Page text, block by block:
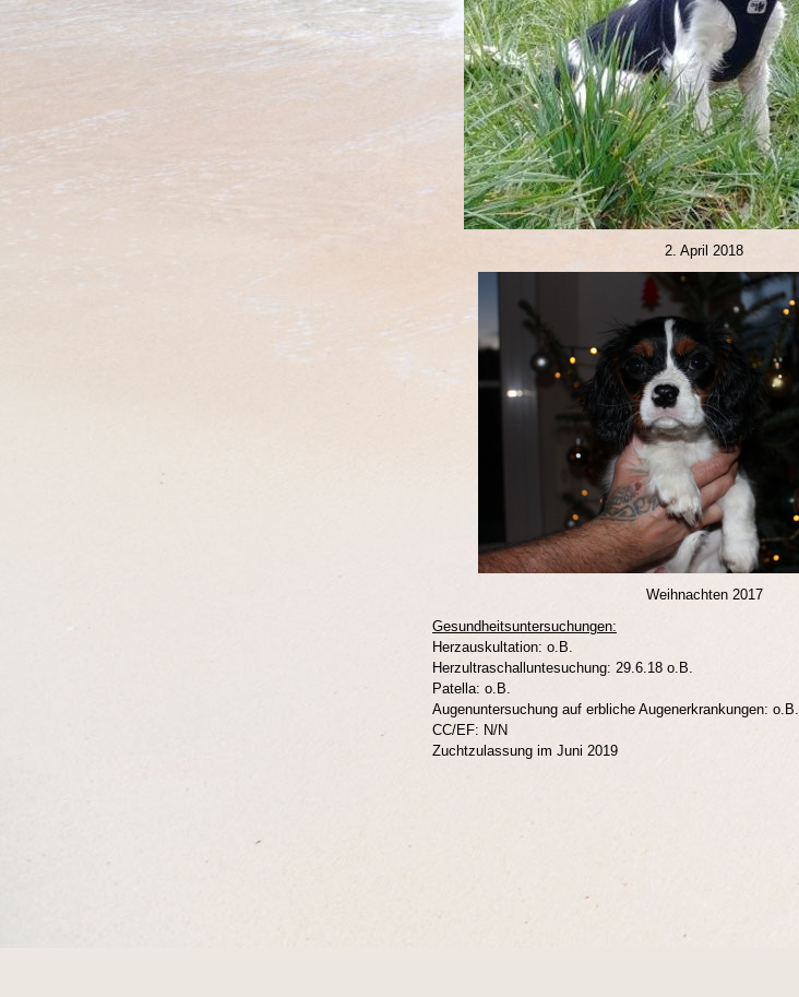
2. April 2018
Weihnachten 2017
Gesundheitsuntersuchungen:
Herzauskultation: o.B.
Herzultraschalluntesuchung: 29.6.18 o.B.
Patella: o.B.
Augenuntersuchung auf erbliche Augenerkrankungen: o.B.
CC/EF: N/N
Zuchtzulassung im Juni 2019